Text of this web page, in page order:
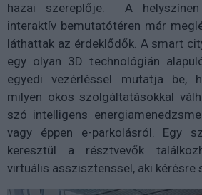
hazai szereplője. A
interaktív bemutatótéren már
láthattak az érdeklődők. A smart
egy olyan 3D technológián
egyedi vezérléssel mutatja be,
milyen okos szolgáltatásokkal
szó intelligens
vagy éppen e-parkolásról. Egy
keresztül a résztvevők
virtuális asszisztenssel, aki kérésre